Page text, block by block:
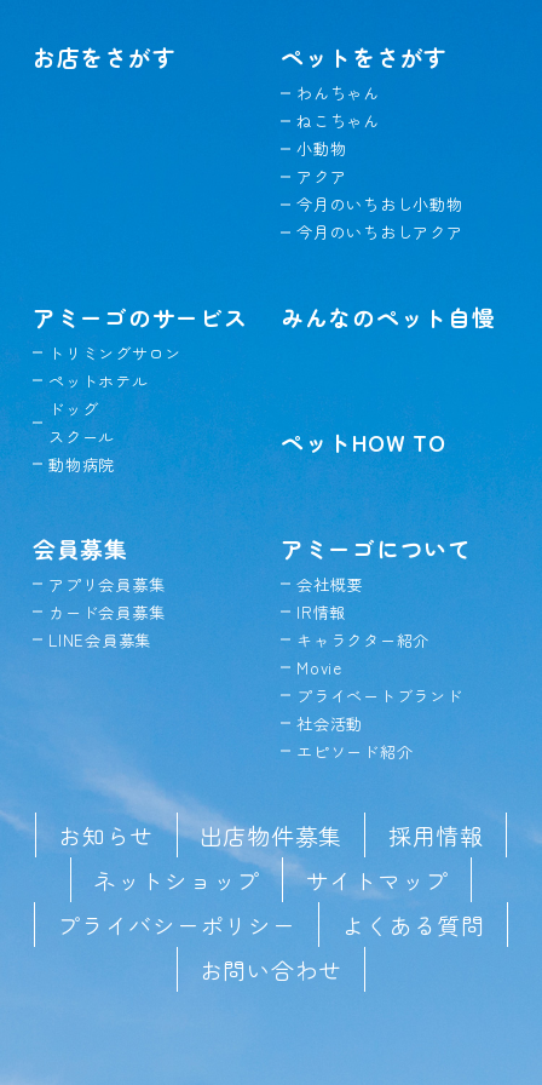
お店をさがす ペットをさがす
わんちゃん
ねこちゃん
小動物
アクア
今月のいちおし小動物
今月のいちおしアクア
アミーゴのサービス
トリミングサロン
ペットホテル
ドッグ
スクール
動物病院
みんなのペット自慢
ペットHOW TO
会員募集
アプリ会員募集
カード会員募集
LINE会員募集
アミーゴについて
会社概要
IR情報
キャラクター紹介
Movie
プライベートブランド
社会活動
エピソード紹介
お知らせ 出店物件募集
採用情報
ネットショップ
サイトマップ
プライバシーポリシー
よくある質問
お問い合わせ